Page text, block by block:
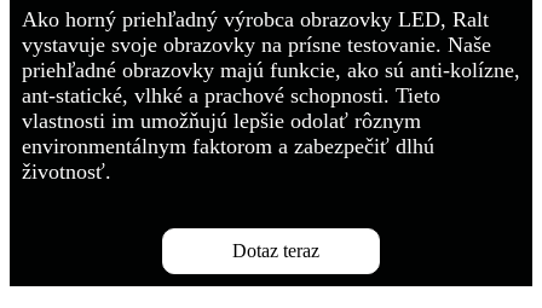
Ako horný priehľadný výrobca obrazovky LED, Ralt
vystavuje svoje obrazovky na prísne testovanie. Naše
priehľadné obrazovky majú funkcie, ako sú anti-kolízne,
ant-statické, vlhké a prachové schopnosti. Tieto
vlastnosti im umožňujú lepšie odolať rôznym
environmentálnym faktorom a zabezpečiť dlhú
životnosť.
Dotaz teraz